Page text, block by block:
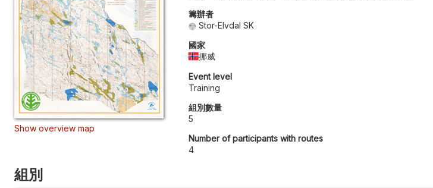
Show overview map
籌辦者
Stor-Elvdal SK
國家
挪威
Event level
Training
組別數量
5
Number of participants with routes
4
組別